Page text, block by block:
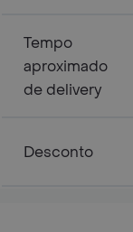
Tempo
aproximado
de delivery
Desconto